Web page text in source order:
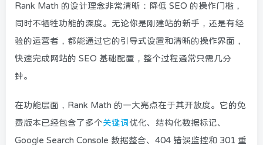
Rank Math 的设计理念非常清晰：降低 SEO 的操作门槛，
同时不牺牲功能的深度。无论你是刚建站的新手，还是有经
验的运营者，都能通过它的引导式设置和清晰的操作界面，
快速完成网站的 SEO 基础配置，整个过程通常只需几分
钟。
在功能层面，Rank Math 的一大亮点在于其开放度。它的免
费版本已经包含了多个关键词 优化、结构化数据标记、
Google Search Console 数据整合、404 错误监控和 301 重